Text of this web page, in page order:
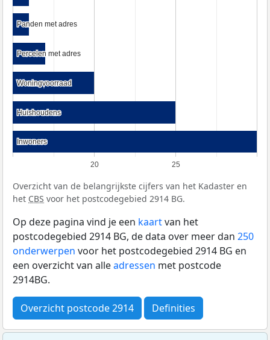
20 25
Panden met adres
Panden met adres
Percelen met adres
Percelen met adres
Woningvoorraad
Woningvoorraad
Huishoudens
Huishoudens
Inwoners
Inwoners
Overzicht van de belangrijkste cijfers van het Kadaster en
het CBS voor het postcodegebied 2914 BG.
Op deze pagina vind je een kaartvan het
postcodegebied 2914 BG, de data over meer dan 250
onderwerpen voor het postcodegebied 2914 BG en
een overzicht van alleadressen met postcode
2914BG.
Overzicht postcode 2914 Definities